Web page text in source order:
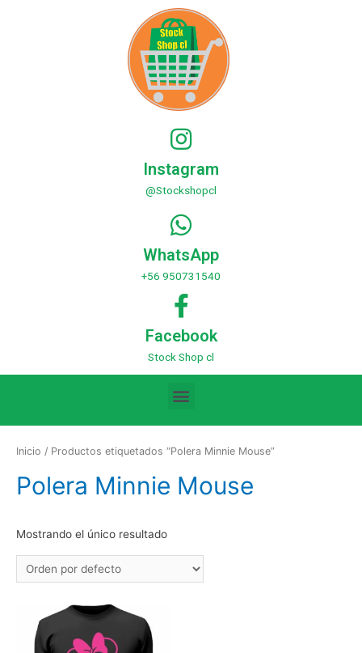
Instagram
@Stockshopcl
WhatsApp
+56 950731540
Facebook
Stock Shop cl
Inicio / Productos etiquetados “Polera Minnie Mouse”
Polera Minnie Mouse
Mostrando el único resultado